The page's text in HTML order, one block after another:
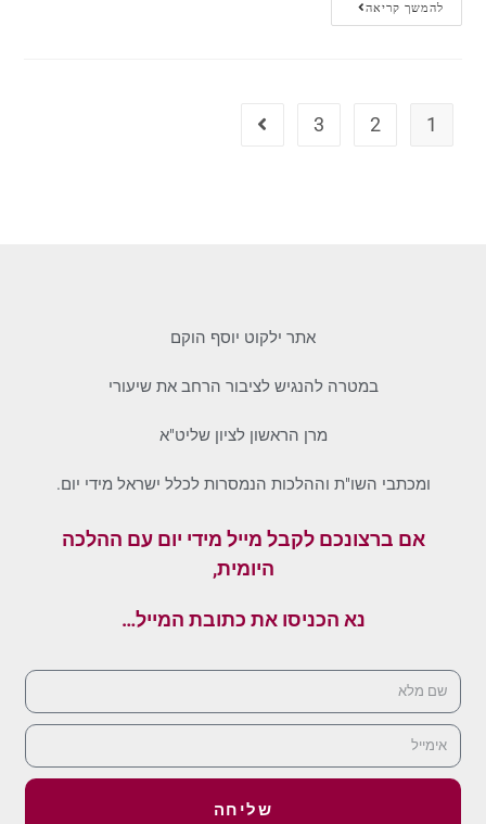
להמשך קריאה
1
2
3
אתר ילקוט יוסף הוקם
במטרה להנגיש לציבור הרחב את שיעורי
מרן הראשון לציון שליט"א
ומכתבי השו"ת וההלכות הנמסרות לכלל ישראל מידי יום.
אם ברצונכם לקבל מייל מידי יום עם ההלכה
היומית,
נא הכניסו את כתובת המייל…
שליחה